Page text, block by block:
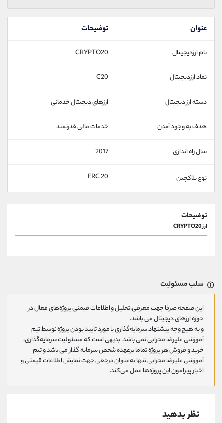
عنوان توضیحات
نام ارزدیجیتال CRYPTO20
نماد ارزدیجیتال C20
دسته ارز دیجیتال ارزهای دیجیتال خدماتی
هدف به وجود آمدن خدمات مالی قدرتمند
سال راه اندازی 2017
نوع بلاکچین ERC 20
توضیحات
ارز CRYPTO20
سلب مسئولیت
این صفحه صرفا جهت معرفی،تحلیل و اطلاعات قیمتی پروژه‌های فعال در
حوزه ارزهای دیجیتال می باشد.
و به هیچ وجه پیشنهاد سرمایه‌گذاری یا مورد تایید بودن پروژه توسط تیم
آموزشی علیرضا محرابی نمی باشد. بدیهی است که مسئولیت سرمایه‌گذاری،
خرید و فروش هر پروژه تماما برعهده شخص سرمایه گذار می باشد و تیم
آموزشی علیرضا محرابی تنها به‌عنوان مرجعی جهت نمایش اطلاعات قیمتی و
اخبار پیرامون این پروژه‌‌ها عمل می‌کند.
نظر بدهید